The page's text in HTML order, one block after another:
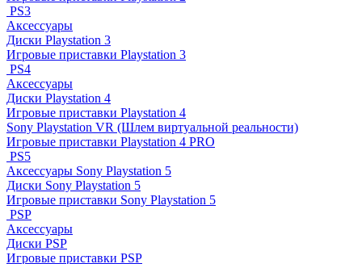
PS3
Аксессуары
Диски Playstation 3
Игровые приставки Playstation 3
PS4
Аксессуары
Диски Playstation 4
Игровые приставки Playstation 4
Sony Playstation VR (Шлем виртуальной реальности)
Игровые приставки Playstation 4 PRO
PS5
Аксессуары Sony Playstation 5
Диски Sony Playstation 5
Игровые приставки Sony Playstation 5
PSP
Аксессуары
Диски PSP
Игровые приставки PSP